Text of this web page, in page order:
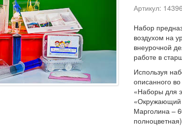
Артикул: 14396
Набор
воздухом на
внеурочной
работе в
Используя
описанного
«Наборы для
«Окружающий
Марголина –